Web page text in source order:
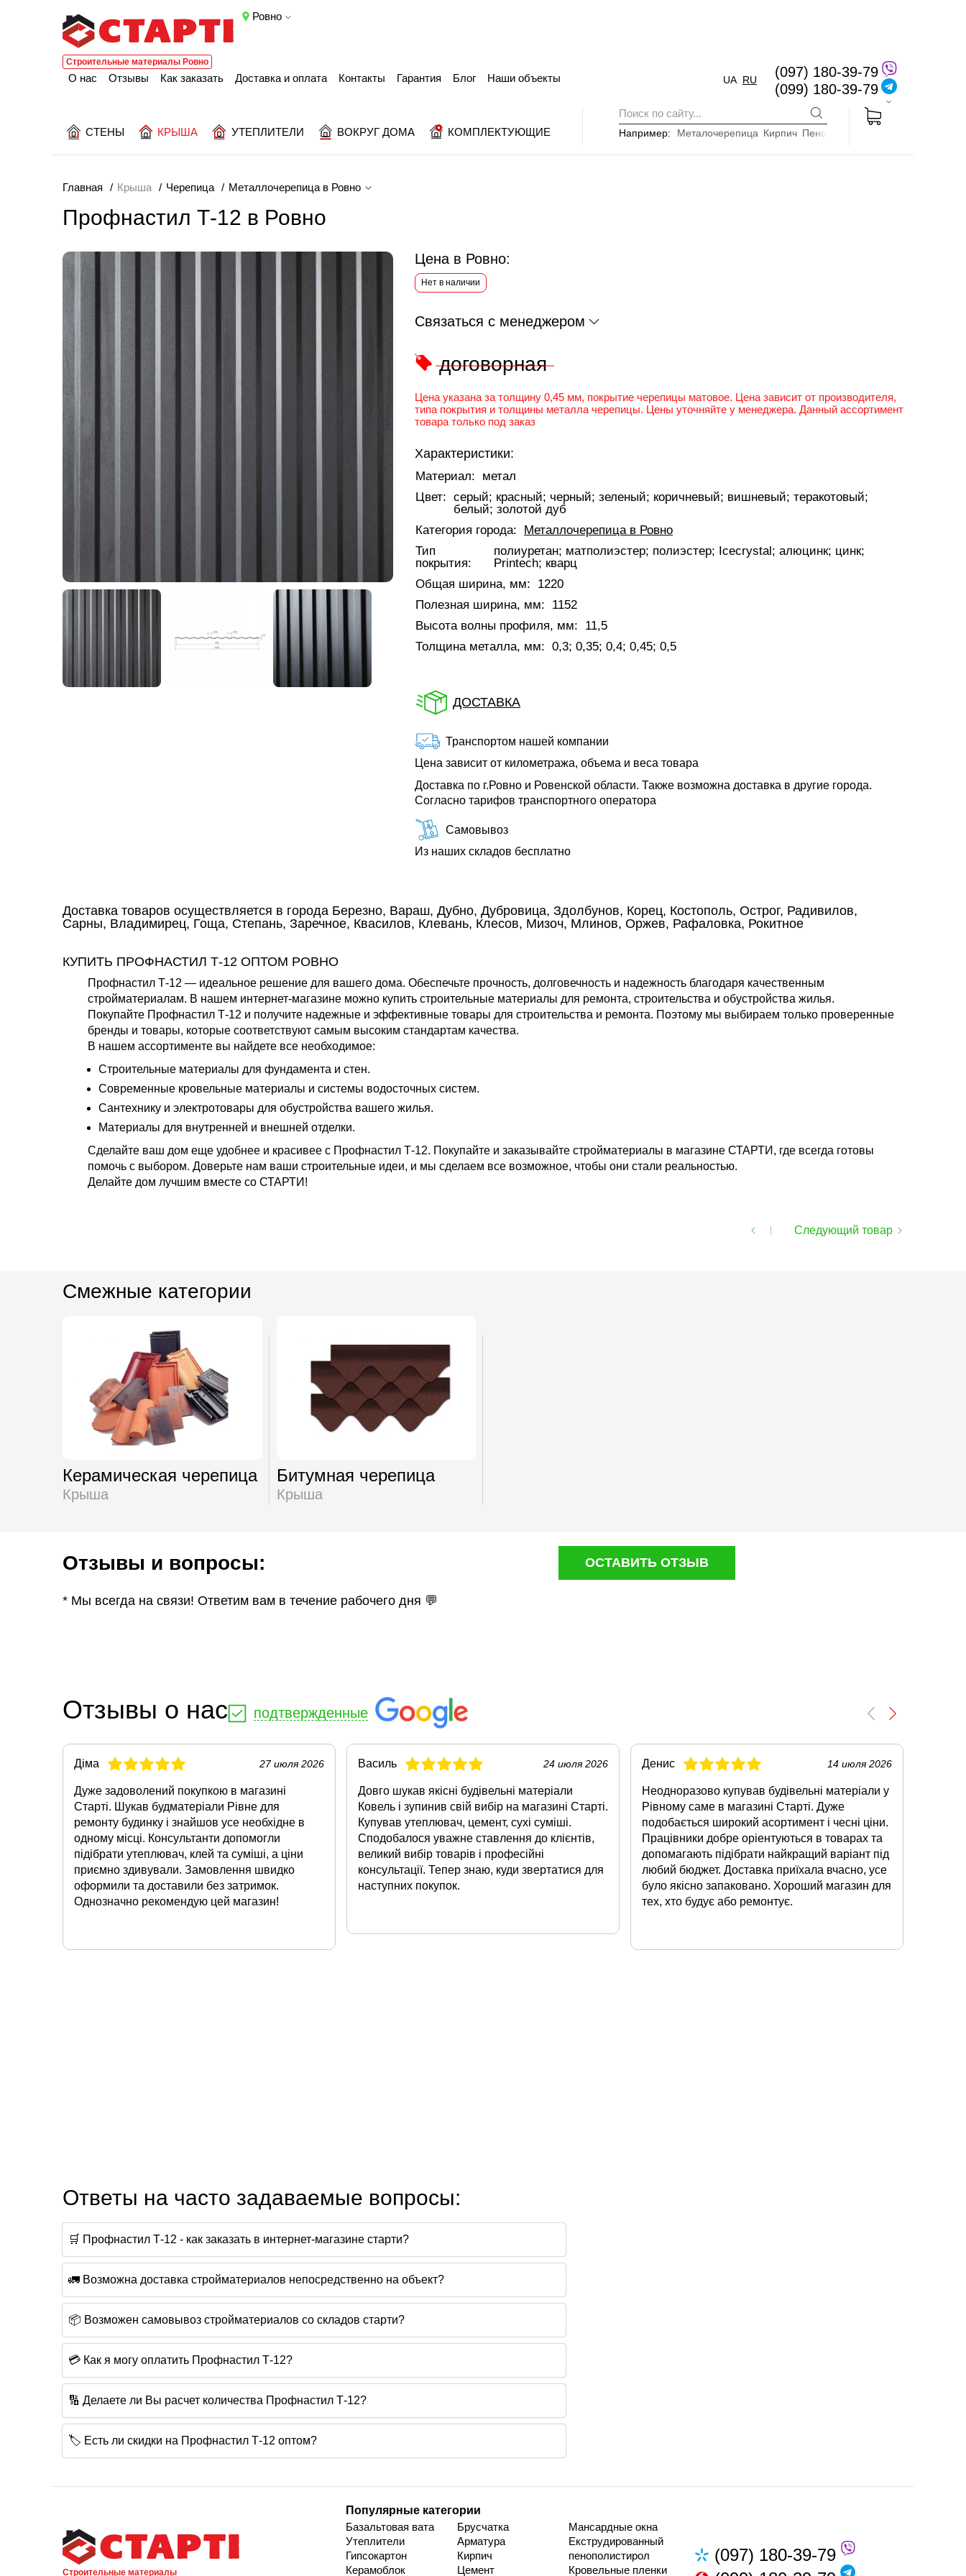
Ровно
Строительные материалы Ровно
Например: Металочерепица Кирпич Пенопласт
СТЕНЫ КРЫША УТЕПЛИТЕЛИ ВОКРУГ ДОМА КОМПЛЕКТУЮЩИЕ
(097) 180-39-79
(099) 180-39-79
О нас Отзывы Как заказать Доставка и оплата Контакты Гарантия Блог Наши объекты UA RU
Главная Крыша Черепица Металлочерепица в Ровно
Профнастил Т-12 в Ровно
Цена в Ровно:
Нет в наличии
Связаться с менеджером
договорная
Цена указана за толщину 0,45 мм, покрытие черепицы матовое. Цена зависит от производителя,
типа покрытия и толщины металла черепицы. Цены уточняйте у менеджера. Данный ассортимент
товара только под заказ
Характеристики:
Материал:
метал
Цвет: серый; красный; черный; зеленый; коричневый; вишневый; теракотовый;
белый; золотой дуб
Категория города:
Металлочерепица в Ровно
Тип
покрытия:
полиуретан; матполиэстер; полиэстер; Icecrystal; алюцинк; цинк;
Printech; кварц
Общая ширина, мм:
1220
Полезная ширина, мм:
1152
Высота волны профиля, мм:
11,5
Толщина металла, мм: 0,3; 0,35; 0,4; 0,45; 0,5
ДОСТАВКА
Транспортом нашей компании
Цена зависит от километража, объема и веса товара
Доставка по г.Ровно и Ровенской области. Также возможна доставка в другие города.
Согласно тарифов транспортного оператора
Самовывоз
Из наших складов бесплатно
Доставка товаров осуществляется в города Березно, Вараш, Дубно, Дубровица, Здолбунов, Корец, Костополь, Острог, Радивилов,
Сарны, Владимирец, Гоща, Степань, Заречное, Квасилов, Клевань, Клесов, Мизоч, Млинов, Оржев, Рафаловка, Рокитное
КУПИТЬ ПРОФНАСТИЛ Т-12 ОПТОМ РОВНО
Профнастил Т-12 — идеальное решение для вашего дома. Обеспечьте прочность, долговечность и надежность благодаря качественным
стройматериалам. В нашем интернет-магазине можно купить строительные материалы для ремонта, строительства и обустройства жилья.
Покупайте Профнастил Т-12 и получите надежные и эффективные товары для строительства и ремонта. Поэтому мы выбираем только проверенные
бренды и товары, которые соответствуют самым высоким стандартам качества.
В нашем ассортименте вы найдете все необходимое:
Строительные материалы для фундамента и стен.
Современные кровельные материалы и системы водосточных систем.
Сантехнику и электротовары для обустройства вашего жилья.
Материалы для внутренней и внешней отделки.
Сделайте ваш дом еще удобнее и красивее с Профнастил Т-12. Покупайте и заказывайте стройматериалы в магазине СТАРТИ, где всегда готовы
помочь с выбором. Доверьте нам ваши строительные идеи, и мы сделаем все возможное, чтобы они стали реальностью.
Делайте дом лучшим вместе со СТАРТИ!
Следующий товар
Смежные категории
Керамическая черепица
Крыша
Битумная черепица
Крыша
Отзывы и вопросы: ОСТАВИТЬ ОТЗЫВ
* Мы всегда на связи! Ответим вам в течение рабочего дня 💬
Отзывы о нас подтвержденные
Діма 27 июля 2026
Дуже задоволений покупкою в магазині
Старті. Шукав будматеріали Рівне для
ремонту будинку і знайшов усе необхідне в
одному місці. Консультанти допомогли
підібрати утеплювач, клей та суміші, а ціни
приємно здивували. Замовлення швидко
оформили та доставили без затримок.
Однозначно рекомендую цей магазин!
Василь 24 июля 2026
Довго шукав якісні будівельні матеріали
Ковель і зупинив свій вибір на магазині Старті.
Купував утеплювач, цемент, сухі суміші.
Сподобалося уважне ставлення до клієнтів,
великий вибір товарів і професійні
консультації. Тепер знаю, куди звертатися для
наступних покупок.
Денис 14 июля 2026
Неодноразово купував будівельні матеріали у
Рівному саме в магазині Старті. Дуже
подобається широкий асортимент і чесні ціни.
Працівники добре оріентуються в товарах та
допомагають підібрати найкращий варіант під
любий бюджет. Доставка приїхала вчасно, усе
було якісно запаковано. Хороший магазин для
тех, хто будує або ремонтує.
Ответы на часто задаваемые вопросы:
🛒 Профнастил Т-12 - как заказать в интернет-магазине старти?
🚛 Возможна доставка стройматериалов непосредственно на объект?
📦 Возможен самовывоз стройматериалов со складов старти?
💳 Как я могу оплатить Профнастил Т-12?
🔢 Делаете ли Вы расчет количества Профнастил Т-12?
🏷️ Есть ли скидки на Профнастил Т-12 оптом?
Строительные материалы
Популярные категории
Базальтовая вата
Утеплители
Гипсокартон
Керамоблок
Брусчатка
Арматура
Кирпич
Цемент
Мансардные окна
Екструдированный
пенополистирол
Кровельные пленки
(097) 180-39-79